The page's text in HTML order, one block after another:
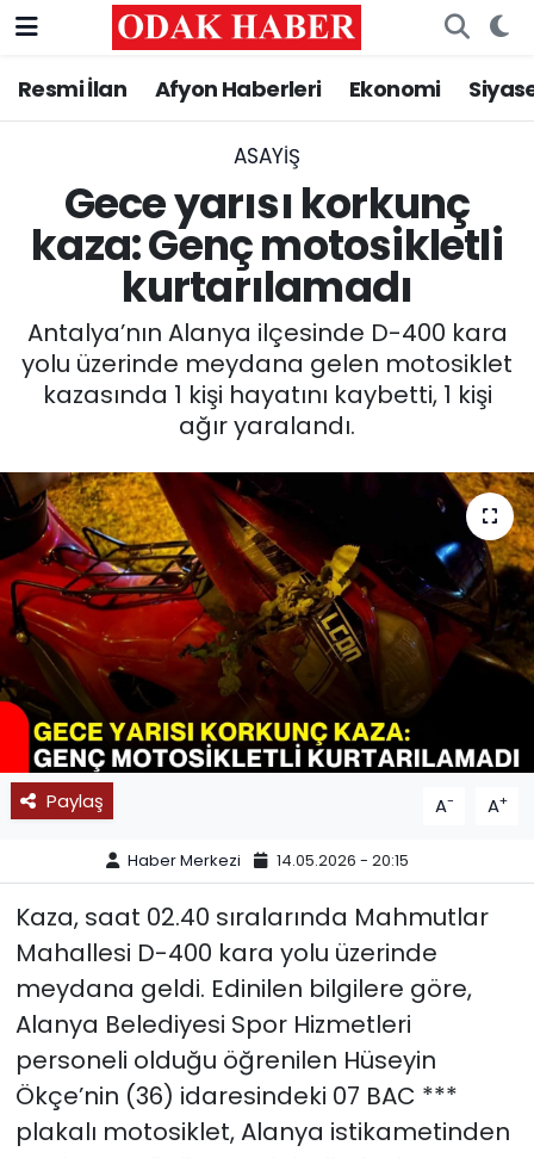
Resmi İlan Afyon Haberleri Ekonomi
ASAYİŞ
Gece yarısı korkunç
kaza: Genç motosikletli
kurtarılamadı
Antalya’nın Alanya ilçesinde D-400 kara
yolu üzerinde meydana gelen motosiklet
kazasında 1 kişi hayatını kaybetti, 1 kişi
ağır yaralandı.
Paylaş A- A+
Haber Merkezi 14.05.2026 - 20:15
Kaza, saat 02.40 sıralarında Mahmutlar
Mahallesi D-400 kara yolu üzerinde
meydana geldi. Edinilen bilgilere göre,
Alanya Belediyesi Spor Hizmetleri
personeli olduğu öğrenilen Hüseyin
Ökçe’nin (36) idaresindeki 07 BAC ***
plakalı motosiklet, Alanya istikametinden
AFYONKARAHİSAR HABERLERİ
ASAYİŞ
GÜNCEL
SİYASET
EĞİTİM
SAĞLIK
SPOR
11:11 MANŞET
Nöbetçi Eczaneler
Trafik Durumu
Süper Lig Puan Durumu ve Fikstür
Tüm Manşetler
Son Dakika Haberleri